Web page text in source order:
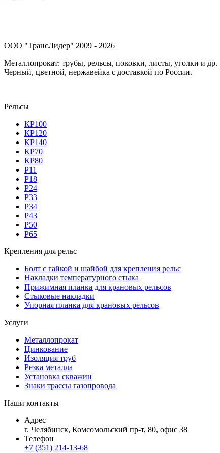
ООО "ТрансЛидер" 2009 - 2026
Металлопрокат: трубы, рельсы, поковки, листы, уголки и др.
Черный, цветной, нержавейка с доставкой по России.
Рельсы
КР100
КР120
КР140
КР70
КР80
Р11
Р18
Р24
Р33
Р34
Р43
Р50
Р65
Крепления для рельс
Болт с гайкой и шайбой для крепления рельс
Накладки температурного стыка
Прижимная планка для крановых рельсов
Стыковые накладки
Упорная планка для крановых рельсов
Услуги
Металлопрокат
Цинкование
Изоляция труб
Резка металла
Установка скважин
Знаки трассы газопровода
Наши контакты
Адрес
г. Челябинск, Комсомольский пр-т, 80, офис 38
Телефон
+7 (351) 214-13-68